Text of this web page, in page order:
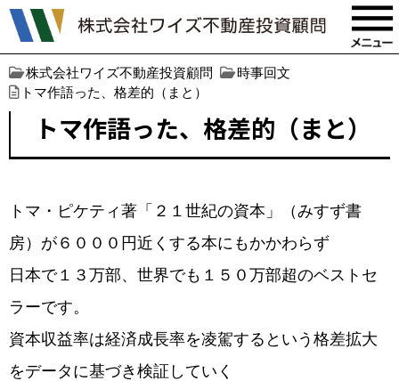
株式会社ワイズ不動産投資顧問
時事回文
トマ作語った、格差的（まと）
トマ作語った、格差的（まと）
トマ・ピケティ著「２１世紀の資本」（みすず書
房）が６０００円近くする本にもかかわらず
日本で１３万部、世界でも１５０万部超のベストセ
ラーです。
資本収益率は経済成長率を凌駕するという格差拡大
をデータに基づき検証していく